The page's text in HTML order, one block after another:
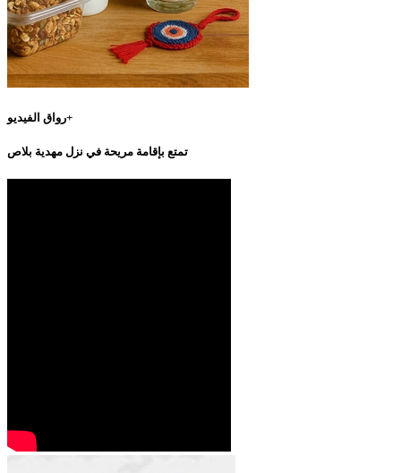
رواق الفيديو+
تمتع بإقامة مريحة في نزل مهدية بلاص